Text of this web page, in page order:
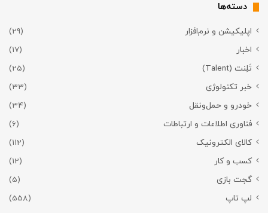
دسته‌ها
اپلیکیشن و نرم‌افزار
(29)
اخبار
(17)
تَلِنت (Talent)
(25)
خبر تکنولوژی
(33)
خودرو و حمل‌و‌نقل
(34)
فناوری اطلاعات و ارتباطات
(6)
کالای الکترونیک
(112)
کسب و کار
(12)
گجت بازی
(5)
لپ تاپ
(558)